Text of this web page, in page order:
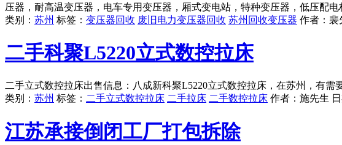
压器，耐高温变压器，电车专用变压器，厢式变电站，特种变压器，低压配
类别： 苏州 标签： 变压器回收 废旧电力变压器回收 苏州回收变压器 作者： 裴
二手科聚L5220立式数控拉床
二手立式数控拉床出售信息：八成新科聚L5220立式数控拉床，在苏州，有需
类别： 苏州 标签： 二手立式数控拉床 二手拉床 二手数控拉床 作者： 施先生
江苏承接倒闭工厂打包拆除